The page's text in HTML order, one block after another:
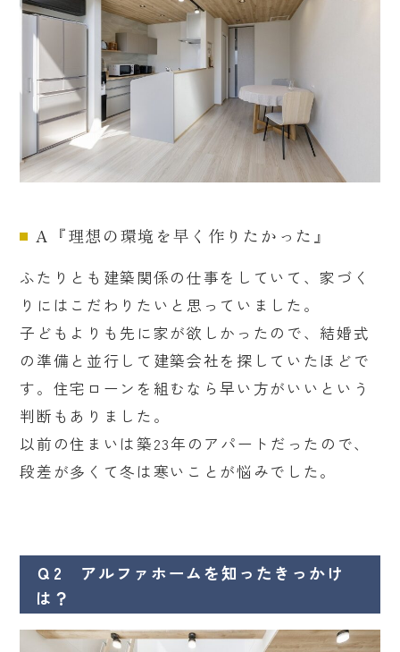
A『理想の環境を早く作りたかった』
ふたりとも建築関係の仕事をしていて、家づく
りにはこだわりたいと思っていました。
子どもよりも先に家が欲しかったので、結婚式
の準備と並行して建築会社を探していたほどで
す。住宅ローンを組むなら早い方がいいという
判断もありました。
以前の住まいは築23年のアパートだったので、
段差が多くて冬は寒いことが悩みでした。
Ｑ2 アルファホームを知ったきっかけ
は？